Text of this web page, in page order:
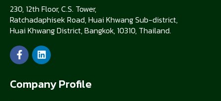
230, 12th Floor, C.S. Tower,
Ratchadaphisek Road, Huai Khwang Sub-district,
Huai Khwang District, Bangkok, 10310, Thailand.
Company Profile